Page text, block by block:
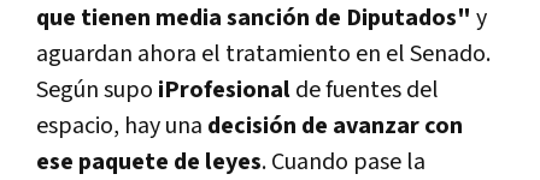
que tienen media sanción de Diputados" y
aguardan ahora el tratamiento en el Senado.
Según supo iProfesionalde fuentes del
espacio, hay una decisión de avanzar con
ese paquete de leyes. Cuando pase la